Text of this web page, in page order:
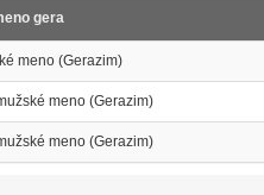
gera
meno (Gerazim)
meno (Gerazim)
meno (Gerazim)